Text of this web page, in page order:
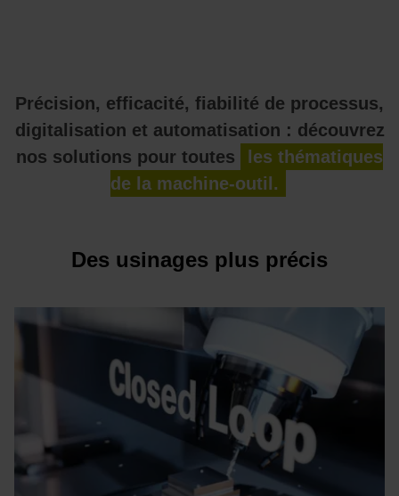
Précision, efficacité, fiabilité de processus,
digitalisation et automatisation : découvrez
nos solutions pour toutes
les thématiques
de la machine-outil.
Des usinages plus précis